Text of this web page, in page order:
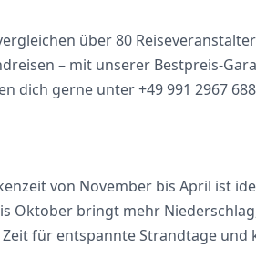
über 80
– mit unserer Bestpreis-
dich gerne unter +49 991 2967
von November bis April ist
Oktober bringt mehr
für entspannte Strandtage und